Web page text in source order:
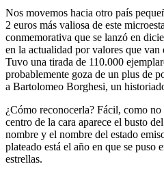
Nos movemos hacia otro país
2 euros más valiosa de este
conmemorativa que se lanzó en
en la actualidad por valores que van
Tuvo una tirada de 110.000
probablemente goza de un plus de
a Bartolomeo Borghesi, un
¿Cómo reconocerla? Fácil, como no
centro de la cara aparece el busto
nombre y el nombre del estado
plateado está el año en que se puso
estrellas.